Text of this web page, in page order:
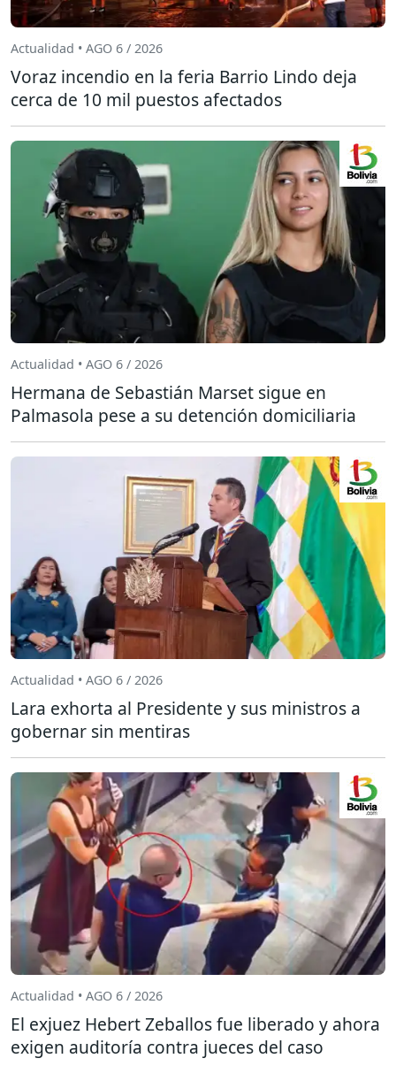
Actualidad • AGO 6 / 2026
Voraz incendio en la feria Barrio Lindo deja
cerca de 10 mil puestos afectados
Actualidad • AGO 6 / 2026
Hermana de Sebastián Marset sigue en
Palmasola pese a su detención domiciliaria
Actualidad • AGO 6 / 2026
Lara exhorta al Presidente y sus ministros a
gobernar sin mentiras
Actualidad • AGO 6 / 2026
El exjuez Hebert Zeballos fue liberado y ahora
exigen auditoría contra jueces del caso